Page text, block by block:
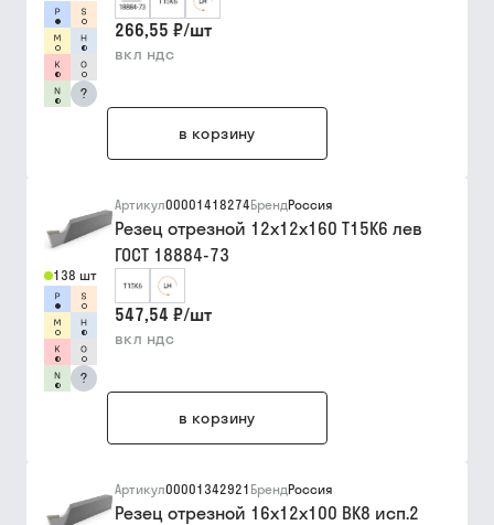
?
266,55 ₽/шт
вкл ндс
в корзину
138 шт
?
Артикул00001418274БрендРоссия
Резец отрезной 12х12х160 Т15К6 лев
ГОСТ 18884-73
547,54 ₽/шт
вкл ндс
в корзину
Артикул00001342921 БрендРоссия
Резец отрезной 16х12х100 ВК8 исп.2